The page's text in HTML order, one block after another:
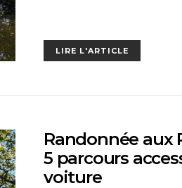
LIRE L'ARTICLE
Randonnée aux
5 parcours
voiture